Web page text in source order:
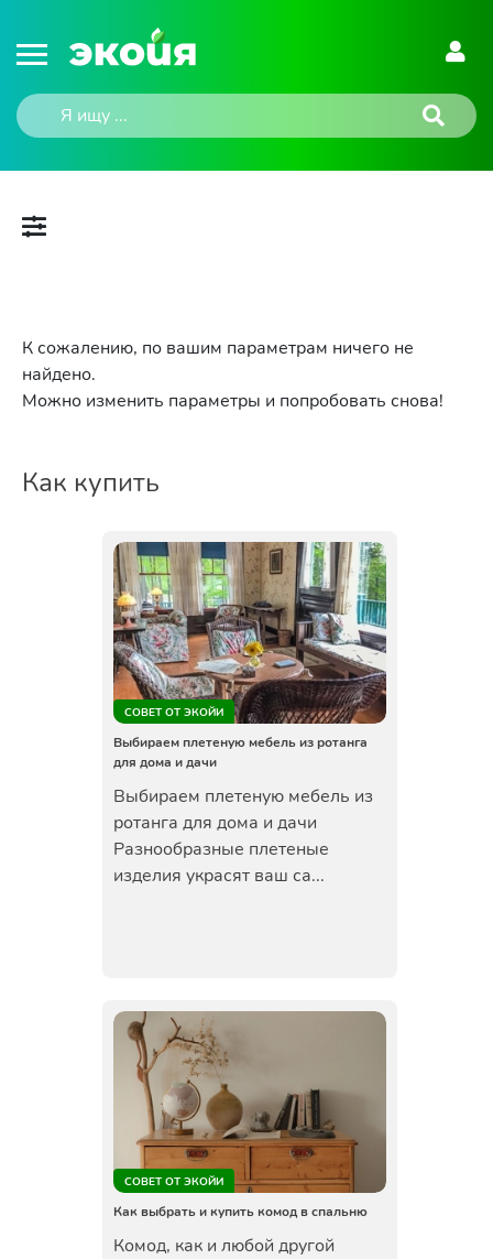
К сожалению, по вашим параметрам ничего не
найдено.
Можно изменить параметры и попробовать снова!
Как купить
СОВЕТ ОТ ЭКОЙИ
Выбираем плетеную мебель из ротанга
для дома и дачи
Выбираем плетеную мебель из
ротанга для дома и дачи
Разнообразные плетеные
изделия украсят ваш са...
СОВЕТ ОТ ЭКОЙИ
Как выбрать и купить комод в спальню
Комод, как и любой другой